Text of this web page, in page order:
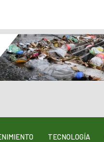
TECNOLOGÍA